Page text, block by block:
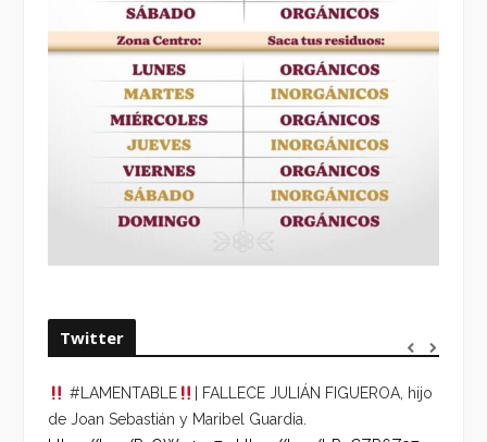
Twitter
#LAMENTABLE
| FALLECE JULIÁN FIGUEROA, hijo
de Joan Sebastián y Maribel Guardia.